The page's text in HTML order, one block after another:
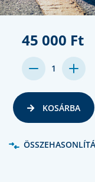
45 000 Ft
DECREASE
QUANTITY:
1
KOSÁRBA